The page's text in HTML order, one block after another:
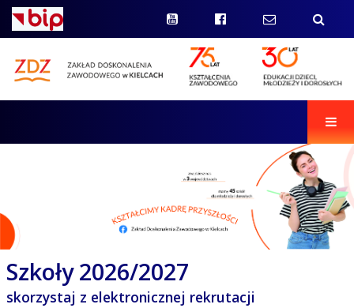
Szkoły 2026/2027
skorzystaj z elektronicznej rekrutacji